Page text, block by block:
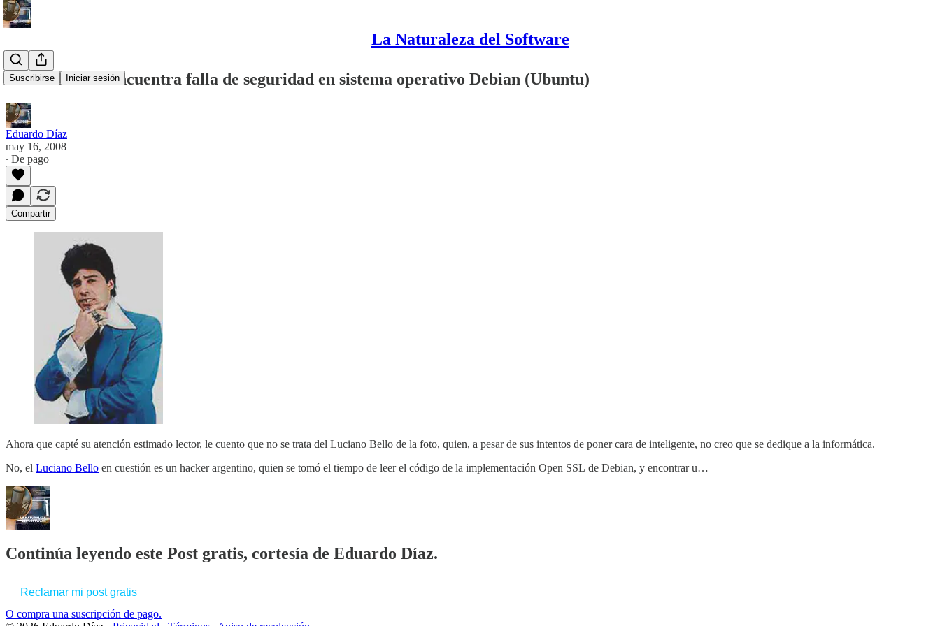
La Naturaleza del Software
Suscribirse Iniciar sesión
Luciano Bello encuentra falla de seguridad en sistema operativo Debian (Ubuntu)
Eduardo Díaz
may 16, 2008
∙ De pago
Compartir
Ahora que capté su atención estimado lector, le cuento que no se trata del Luciano Bello de la foto, quien, a pesar de sus intentos de poner cara de inteligente, no creo que se dedique a la informática.
No, el Luciano Bello en cuestión es un hacker argentino, quien se tomó el tiempo de leer el código de la implementación Open SSL de Debian, y encontrar u…
Continúa leyendo este Post gratis, cortesía de Eduardo Díaz.
Reclamar mi post gratis
O compra una suscripción de pago.